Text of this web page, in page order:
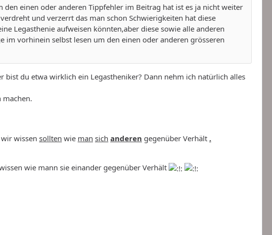
einen oder anderen Tippfehler im Beitrag hat ist es ja nicht weiter
und verzerrt das man schon Schwierigkeiten hat diese
Legasthenie aufweisen könnten,aber diese sowie alle anderen
vorhinein selbst lesen um den einen oder anderen grösseren
du etwa wirklich ein Legastheniker? Dann nehm ich natürlich alles
wir wissen sollten wie man sich anderen gegenüber Verhält .
wie mann sie einander gegenüber Verhält